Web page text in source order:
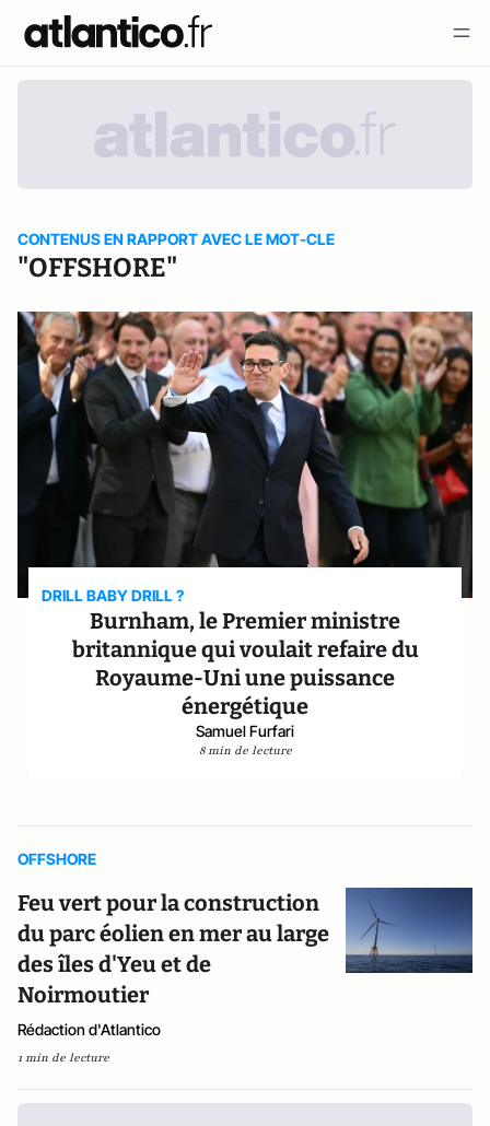
CONTENUS EN RAPPORT AVEC LE MOT-CLE
"OFFSHORE"
DRILL BABY DRILL ?
Burnham, le Premier ministre
britannique qui voulait refaire du
Royaume-Uni une puissance
énergétique
Samuel Furfari
8 min de lecture
OFFSHORE
Feu vert pour la construction
du parc éolien en mer au large
des îles d'Yeu et de
Noirmoutier
Rédaction d'Atlantico
1 min de lecture